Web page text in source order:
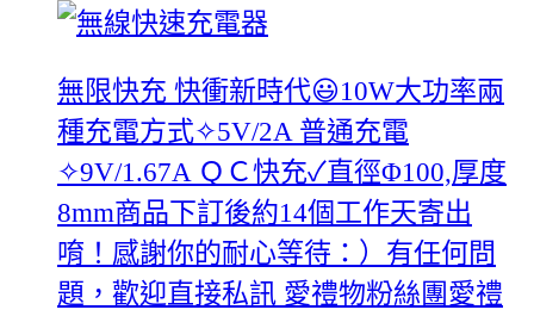
無限快充 快衝新時代😃10W大功率兩
種充電方式✧5V/2A 普通充電
✧9V/1.67A ＱＣ快充✓直徑Φ100,厚度
8mm商品下訂後約14個工作天寄出
唷！感謝你的耐心等待：）有任何問
題，歡迎直接私訊 愛禮物粉絲團愛禮